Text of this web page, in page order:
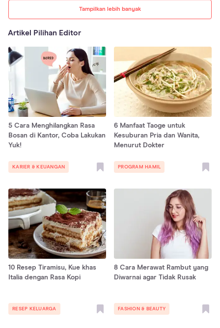
Tampilkan lebih banyak
Artikel Pilihan Editor
5 Cara Menghilangkan Rasa
Bosan di Kantor, Coba Lakukan
Yuk!
KARIER & KEUANGAN
6 Manfaat Taoge untuk
Kesuburan Pria dan Wanita,
Menurut Dokter
PROGRAM HAMIL
10 Resep Tiramisu, Kue khas
Italia dengan Rasa Kopi
RESEP KELUARGA
8 Cara Merawat Rambut yang
Diwarnai agar Tidak Rusak
FASHION & BEAUTY